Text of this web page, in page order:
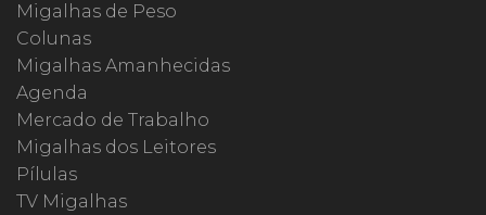
Migalhas de Peso
Colunas
Migalhas Amanhecidas
Agenda
Mercado de Trabalho
Migalhas dos Leitores
Pílulas
TV Migalhas